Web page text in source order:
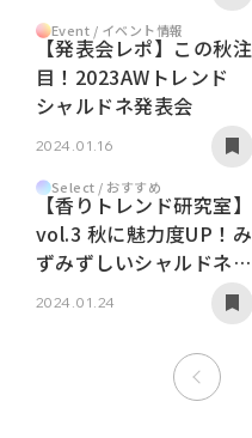
Event / イベント情報
【発表会レポ】この秋注
目！2023AWトレンド
シャルドネ発表会
2024.01.16
Select / おすすめ
【香りトレンド研究室】
vol.3 秋に魅力度UP！み
ずみずしいシャルドネの
香りでトレンドばっち
2024.01.24